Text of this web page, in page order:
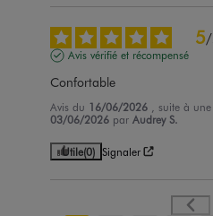
5/
Avis vérifié et récompensé
Confortable
Avis du 16/06/2026
, suite à
03/06/2026 parAudrey S.
Utile(0) Signaler